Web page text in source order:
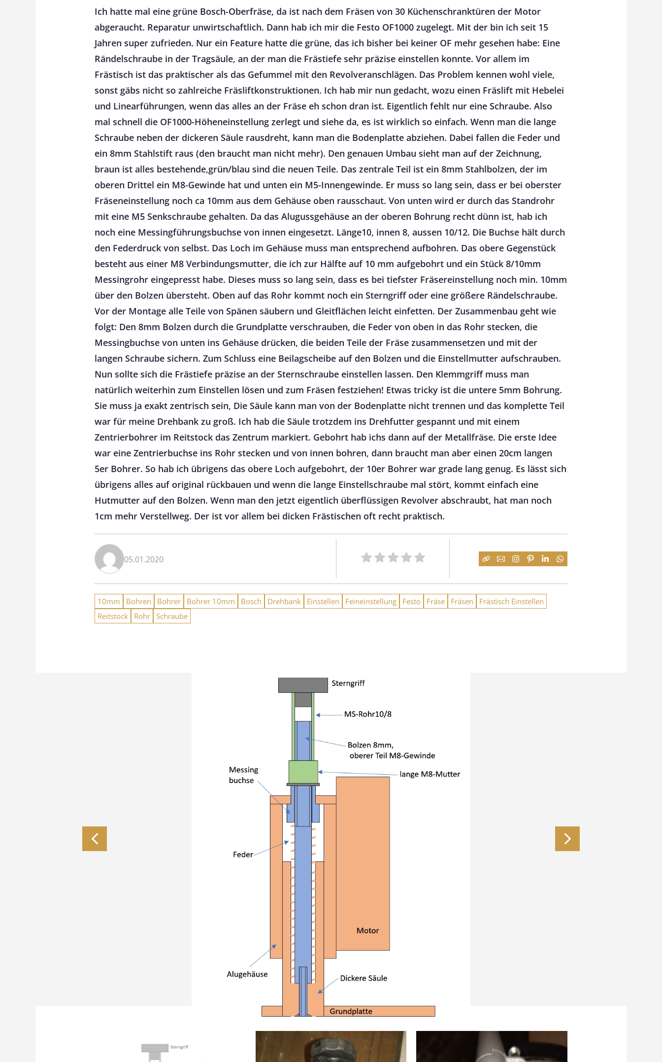
Ich hatte mal eine grüne Bosch-Oberfräse, da ist nach dem Fräsen von 30 Küchenschranktüren der Motor
abgeraucht. Reparatur unwirtschaftlich. Dann hab ich mir die Festo OF1000 zugelegt. Mit der bin ich seit 15
Jahren super zufrieden. Nur ein Feature hatte die grüne, das ich bisher bei keiner OF mehr gesehen habe: Eine
Rändelschraube in der Tragsäule, an der man die Frästiefe sehr präzise einstellen konnte. Vor allem im
Frästisch ist das praktischer als das Gefummel mit den Revolveranschlägen. Das Problem kennen wohl viele,
sonst gäbs nicht so zahlreiche Fräsliftkonstruktionen. Ich hab mir nun gedacht, wozu einen Fräslift mit Hebelei
und Linearführungen, wenn das alles an der Fräse eh schon dran ist. Eigentlich fehlt nur eine Schraube. Also
mal schnell die OF1000-Höheneinstellung zerlegt und siehe da, es ist wirklich so einfach. Wenn man die lange
Schraube neben der dickeren Säule rausdreht, kann man die Bodenplatte abziehen. Dabei fallen die Feder und
ein 8mm Stahlstift raus (den braucht man nicht mehr). Den genauen Umbau sieht man auf der Zeichnung,
braun ist alles bestehende,grün/blau sind die neuen Teile. Das zentrale Teil ist ein 8mm Stahlbolzen, der im
oberen Drittel ein M8-Gewinde hat und unten ein M5-Innengewinde. Er muss so lang sein, dass er bei oberster
Fräseneinstellung noch ca 10mm aus dem Gehäuse oben rausschaut. Von unten wird er durch das Standrohr
mit eine M5 Senkschraube gehalten. Da das Alugussgehäuse an der oberen Bohrung recht dünn ist, hab ich
noch eine Messingführungsbuchse von innen eingesetzt. Länge10, innen 8, aussen 10/12. Die Buchse hält durch
den Federdruck von selbst. Das Loch im Gehäuse muss man entsprechend aufbohren. Das obere Gegenstück
besteht aus einer M8 Verbindungsmutter, die ich zur Hälfte auf 10 mm aufgebohrt und ein Stück 8/10mm
Messingrohr eingepresst habe. Dieses muss so lang sein, dass es bei tiefster Fräsereinstellung noch min. 10mm
über den Bolzen übersteht. Oben auf das Rohr kommt noch ein Sterngriff oder eine größere Rändelschraube.
Vor der Montage alle Teile von Spänen säubern und Gleitflächen leicht einfetten. Der Zusammenbau geht wie
folgt: Den 8mm Bolzen durch die Grundplatte verschrauben, die Feder von oben in das Rohr stecken, die
Messingbuchse von unten ins Gehäuse drücken, die beiden Teile der Fräse zusammensetzen und mit der
langen Schraube sichern. Zum Schluss eine Beilagscheibe auf den Bolzen und die Einstellmutter aufschrauben.
Nun sollte sich die Frästiefe präzise an der Sternschraube einstellen lassen. Den Klemmgriff muss man
natürlich weiterhin zum Einstellen lösen und zum Fräsen festziehen! Etwas tricky ist die untere 5mm Bohrung.
Sie muss ja exakt zentrisch sein, Die Säule kann man von der Bodenplatte nicht trennen und das komplette Teil
war für meine Drehbank zu groß. Ich hab die Säule trotzdem ins Drehfutter gespannt und mit einem
Zentrierbohrer im Reitstock das Zentrum markiert. Gebohrt hab ichs dann auf der Metallfräse. Die erste Idee
war eine Zentrierbuchse ins Rohr stecken und von innen bohren, dann braucht man aber einen 20cm langen
5er Bohrer. So hab ich übrigens das obere Loch aufgebohrt, der 10er Bohrer war grade lang genug. Es lässt sich
übrigens alles auf original rückbauen und wenn die lange Einstellschraube mal stört, kommt einfach eine
Hutmutter auf den Bolzen. Wenn man den jetzt eigentlich überflüssigen Revolver abschraubt, hat man noch
1cm mehr Verstellweg. Der ist vor allem bei dicken Frästischen oft recht praktisch.
05.01.2020
10mm Bohren Bohrer Bohrer 10mm Bosch Drehbank Einstellen Feineinstellung Festo Fräse Fräsen
Frästisch Einstellen
Reitstock
Rohr Schraube